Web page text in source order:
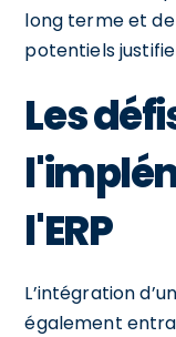
long terme et
potentiels
Les
l'ERP
L’intégration
également